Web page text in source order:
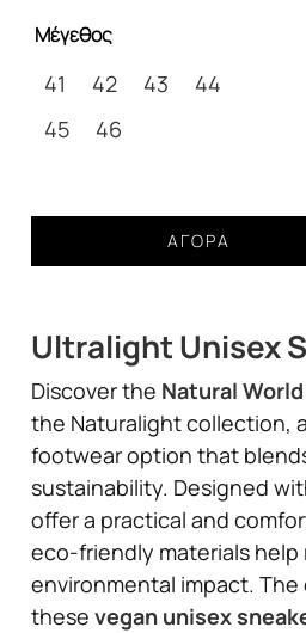
Μέγεθος
41 42 43
44
45
46
ultra
unisex
χακί
ποσότητα
ΑΓΟΡΆ
Ultralight Unisex
Discover the Natural
the Naturalight collection,
footwear option that
sustainability. Designed
offer a practical and
eco-friendly materials help
environmental impact.
these vegan unisex